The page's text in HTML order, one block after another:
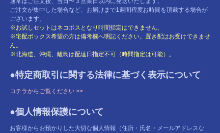
ご注文が集中した場合など、お届けまで1週間程度お時間を頂戴する場合が
ございます。
※お試しセットはネコポスとなり時間指定はできません。
※宅配ボックス希望の方は備考欄へ明記ください。置き配はお受けできませ
ん。
※北海道、沖縄、離島は配達日指定不可（時間指定は可能）。
●特定商取引に関する法律に基づく表示について
コチラからご覧ください >>
●個人情報保護について
お客様からお預かりした大切な個人情報（住所・氏名・メールアドレスな